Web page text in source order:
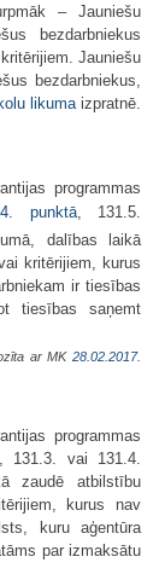
– Jauniešu
bezdarbniekus
Jauniešu
bezdarbniekus,
likumaizpratnē.
programmas
punktā, 131.5.
dalības laikā
kritērijiem, kurus
ir tiesības
tiesības saņemt
ar MK28.02.2017.
programmas
131.3. vai 131.4.
zaudē atbilstību
kurus nav
kuru aģentūra
par izmaksātu